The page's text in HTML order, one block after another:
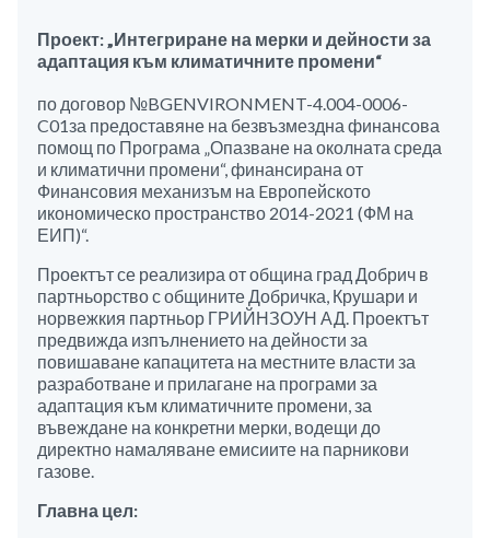
Проект: „Интегриране на мерки и дейности за
адаптация към климатичните промени“
по договор №BGENVIRONMENT-4.004-0006-
C01за предоставяне на безвъзмездна финансова
помощ по Програма „Опазване на околната среда
и климатични промени“, финансирана от
Финансовия механизъм на Eвропейското
икономическо пространство 2014-2021 (ФМ на
ЕИП)“.
Проектът се реализира от община град Добрич в
партньорство с общините Добричка, Крушари и
норвежкия партньор ГРИЙНЗОУН АД. Проектът
предвижда изпълнението на дейности за
повишаване капацитета на местните власти за
разработване и прилагане на програми за
адаптация към климатичните промени, за
въвеждане на конкретни мерки, водещи до
директно намаляване емисиите на парникови
газове.
Главна цел: